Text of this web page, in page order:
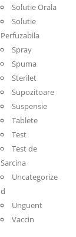
Solutie Orala
Solutie
Perfuzabila
Spray
Spuma
Sterilet
Supozitoare
Suspensie
Tablete
Test
Test de
Sarcina
Uncategorize
d
Unguent
Vaccin